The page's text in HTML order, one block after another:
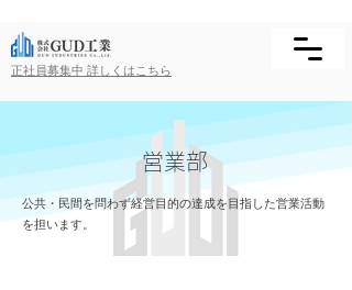
正社員募集中 詳しくはこちら
​営業部
公共・民間を問わず経営目的の達成を目指した営業活動
を担います。